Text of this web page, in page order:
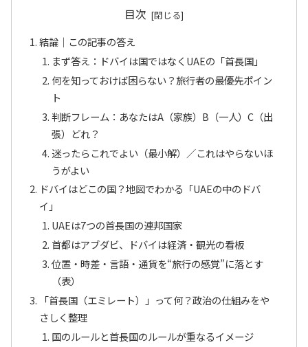
目次
結論｜この記事の答え
まず答え：ドバイは国ではなくUAEの「首長国」
何を知っておけば困らない？旅行者の最優先ポイン
ト
判断フレーム：あなたはA（家族）B（一人）C（出
張）どれ？
迷ったらこれでよい（最小解）／これはやらないほ
うがよい
ドバイはどこの国？地図でわかる「UAEの中のドバ
イ」
UAEは7つの首長国の連邦国家
首都はアブダビ、ドバイは経済・観光の看板
位置・時差・言語・通貨を“旅行の感覚”に落とす
（表）
「首長国（エミレート）」って何？政治の仕組みをや
さしく整理
国のルールと首長国のルールが重なるイメージ